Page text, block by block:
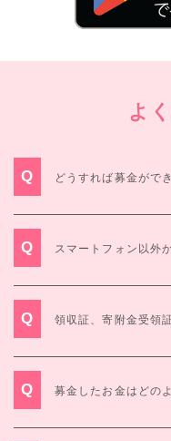
よ
Q どうすれば募金がで
Q スマートフォン以外
Q 領収証、寄附金受領
Q 募金したお金はどの